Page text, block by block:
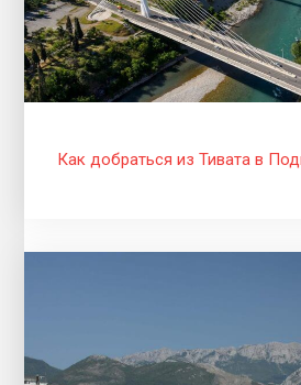
Как добраться из Тивата в